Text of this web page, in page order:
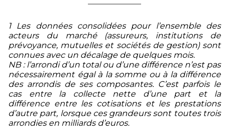
1 Les données consolidées pour l’ensemble des
acteurs du marché (assureurs, institutions de
prévoyance, mutuelles et sociétés de gestion) sont
connues avec un décalage de quelques mois.
NB : l’arrondi d’un total ou d’une différence n’est pas
nécessairement égal à la somme ou à la différence
des arrondis de ses composantes. C’est parfois le
cas entre la collecte nette d’une part et la
différence entre les cotisations et les prestations
d’autre part, lorsque ces grandeurs sont toutes trois
arrondies en milliards d’euros.